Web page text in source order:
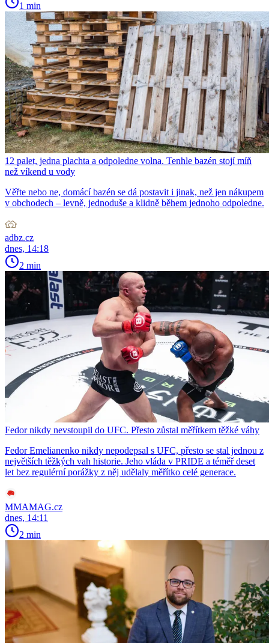
1 min
12 palet, jedna plachta a odpoledne volna. Tenhle bazén stojí míň
než víkend u vody
Věřte nebo ne, domácí bazén se dá postavit i jinak, než jen nákupem
v obchodech – levně, jednoduše a klidně během jednoho odpoledne.
adbz.cz
dnes, 14:18
2 min
Fedor nikdy nevstoupil do UFC. Přesto zůstal měřítkem těžké váhy
Fedor Emelianenko nikdy nepodepsal s UFC, přesto se stal jednou z
největších těžkých vah historie. Jeho vláda v PRIDE a téměř deset
let bez regulérní porážky z něj udělaly měřítko celé generace.
MMAMAG.cz
dnes, 14:11
2 min